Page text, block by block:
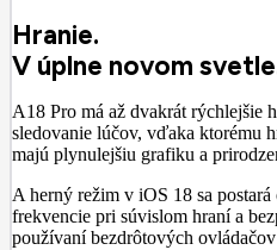
Hranie.
V úplne novom
A18 Pro má až dvakrát rýchlejšie
sledovanie lúčov, vďaka ktorému
majú plynulejšiu grafiku a
A herný režim v iOS 18 sa
frekvencie pri súvislom hraní a
používaní bezdrôtových